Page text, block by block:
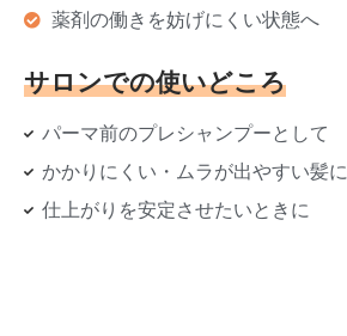
薬剤の働きを妨げにくい状態へ
サロンでの使いどころ
パーマ前のプレシャンプーとして
かかりにくい・ムラが出やすい髪に
仕上がりを安定させたいときに